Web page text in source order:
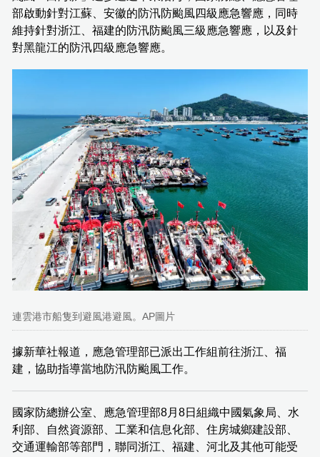
部啟動針對江蘇、安徽的防汛防颱風四級應急響應，同時
維持針對浙江、福建的防汛防颱風三級應急響應，以及針
對黑龍江的防汛四級應急響應。
連雲港市船隻到避風港避風。AP圖片
據新華社報道，應急管理部已派出工作組前往浙江、福
建，協助指導當地防汛防颱風工作。
國家防總辦公室、應急管理部8月8日組織中國氣象局、水
利部、自然資源部、工業和信息化部、住房城鄉建設部、
交通運輸部等部門，聯同浙江、福建、河北及其他可能受